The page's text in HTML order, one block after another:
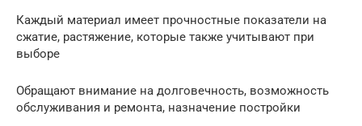
Каждый материал имеет прочностные показатели на
сжатие, растяжение, которые также учитывают при
выборе
Обращают внимание на долговечность, возможность
обслуживания и ремонта, назначение постройки